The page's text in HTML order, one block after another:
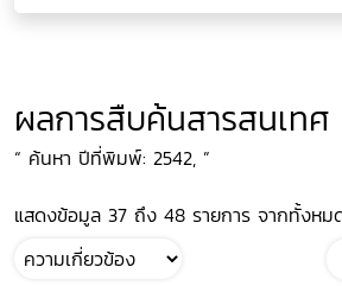
ผลการสืบค้นสารสนเทศ
“ ค้นหา ปีที่พิมพ์: 2542, ”
แสดงข้อมูล 37 ถึง 48 รายการ จากทั้งหม